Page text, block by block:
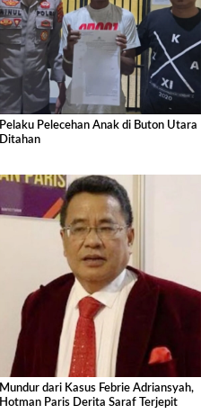
Pelaku Pelecehan Anak di Buton Utara
Ditahan
Mundur dari Kasus Febrie Adriansyah,
Hotman Paris Derita Saraf Terjepit